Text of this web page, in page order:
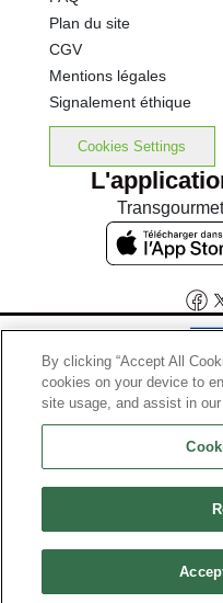
Plan du site
CGV
Mentions légales
Signalement éthique
Cookies Settings
Interdiction de vente de
La preuve de majorité de
By clicking “Accept All
cookies on your device to
site usage, and assist in